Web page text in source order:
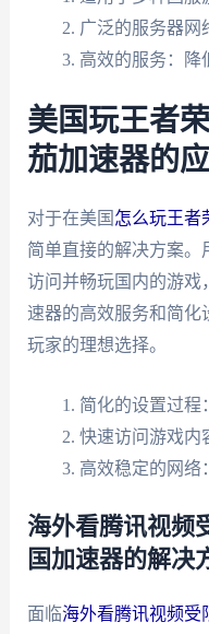
广泛的服务器网
高效的服务：降
美国玩王者
茄加速器的
对于在美国 怎么玩王者
简单直接的解决方案。
访问并畅玩国内的游戏
速器的高效服务和简化
玩家的理想选择。
简化的设置过程
快速访问游戏内
高效稳定的网络
海外看腾讯视频
国加速器的解决
面临海外看腾讯视频受